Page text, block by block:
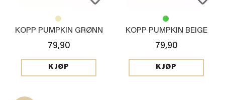
KOPP PUMPKIN GRØNN
79,90
KJØP
KOPP PUMPKIN BEIGE
79,90
KJØP